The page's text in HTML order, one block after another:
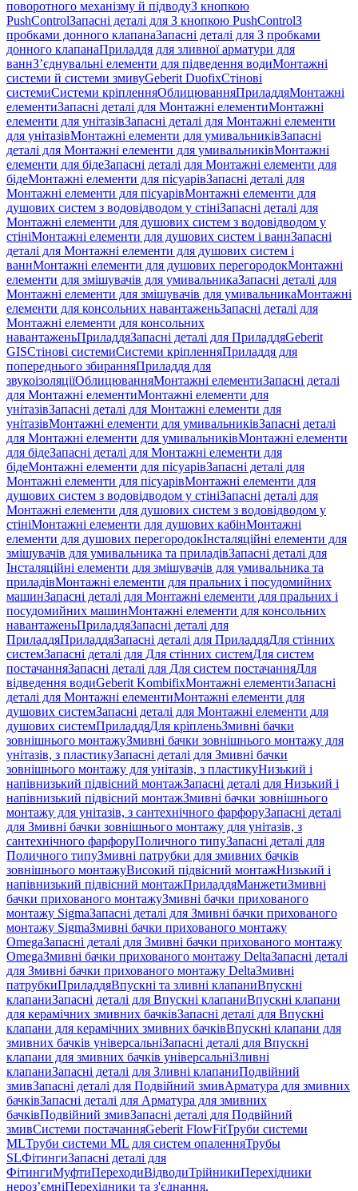
поворотного механізму й підводуЗ кнопкою
PushControlЗапасні деталі для З кнопкою PushControlЗ
пробками донного клапанаЗапасні деталі для З пробками
донного клапанаПриладдя для зливної арматури для
ваннЗ’єднувальні елементи для підведення водиМонтажні
системи й системи змивуGeberit DuofixСтінові
системиСистеми кріпленняОблицюванняПриладдяМонтажні
елементиЗапасні деталі для Монтажні елементиМонтажні
елементи для унітазівЗапасні деталі для Монтажні елементи
для унітазівМонтажні елементи для умивальниківЗапасні
деталі для Монтажні елементи для умивальниківМонтажні
елементи для бідеЗапасні деталі для Монтажні елементи для
бідеМонтажні елементи для пісуарівЗапасні деталі для
Монтажні елементи для пісуарівМонтажні елементи для
душових систем з водовідводом у стініЗапасні деталі для
Монтажні елементи для душових систем з водовідводом у
стініМонтажні елементи для душових систем і ваннЗапасні
деталі для Монтажні елементи для душових систем і
ваннМонтажні елементи для душових перегородокМонтажні
елементи для змішувачів для умивальникаЗапасні деталі для
Монтажні елементи для змішувачів для умивальникаМонтажні
елементи для консольних навантаженьЗапасні деталі для
Монтажні елементи для консольних
навантаженьПриладдяЗапасні деталі для ПриладдяGeberit
GISСтінові системиСистеми кріпленняПриладдя для
попереднього збиранняПриладдя для
звукоізоляціїОблицюванняМонтажні елементиЗапасні деталі
для Монтажні елементиМонтажні елементи для
унітазівЗапасні деталі для Монтажні елементи для
унітазівМонтажні елементи для умивальниківЗапасні деталі
для Монтажні елементи для умивальниківМонтажні елементи
для бідеЗапасні деталі для Монтажні елементи для
бідеМонтажні елементи для пісуарівЗапасні деталі для
Монтажні елементи для пісуарівМонтажні елементи для
душових систем з водовідводом у стініЗапасні деталі для
Монтажні елементи для душових систем з водовідводом у
стініМонтажні елементи для душових кабінМонтажні
елементи для душових перегородокІнсталяційні елементи для
змішувачів для умивальника та приладівЗапасні деталі для
Інсталяційні елементи для змішувачів для умивальника та
приладівМонтажні елементи для пральних і посудомийних
машинЗапасні деталі для Монтажні елементи для пральних і
посудомийних машинМонтажні елементи для консольних
навантаженьПриладдяЗапасні деталі для
ПриладдяПриладдяЗапасні деталі для ПриладдяДля стінних
системЗапасні деталі для Для стінних системДля систем
постачанняЗапасні деталі для Для систем постачанняДля
відведення водиGeberit KombifixМонтажні елементиЗапасні
деталі для Монтажні елементиМонтажні елементи для
душових системЗапасні деталі для Монтажні елементи для
душових системПриладдяДля кріпленьЗмивні бачки
зовнішнього монтажуЗмивні бачки зовнішнього монтажу для
унітазів, з пластикуЗапасні деталі для Змивні бачки
зовнішнього монтажу для унітазів, з пластикуНизький і
напівнизький підвісний монтажЗапасні деталі для Низький і
напівнизький підвісний монтажЗмивні бачки зовнішнього
монтажу для унітазів, з сантехнічного фарфоруЗапасні деталі
для Змивні бачки зовнішнього монтажу для унітазів, з
сантехнічного фарфоруПоличного типуЗапасні деталі для
Поличного типуЗмивні патрубки для змивних бачків
зовнішнього монтажуВисокий підвісний монтажНизький і
напівнизький підвісний монтажПриладдяМанжетиЗмивні
бачки прихованого монтажуЗмивні бачки прихованого
монтажу SigmaЗапасні деталі для Змивні бачки прихованого
монтажу SigmaЗмивні бачки прихованого монтажу
OmegaЗапасні деталі для Змивні бачки прихованого монтажу
OmegaЗмивні бачки прихованого монтажу DeltaЗапасні деталі
для Змивні бачки прихованого монтажу DeltaЗмивні
патрубкиПриладдяВпускні та зливні клапаниВпускні
клапаниЗапасні деталі для Впускні клапаниВпускні клапани
для керамічних змивних бачківЗапасні деталі для Впускні
клапани для керамічних змивних бачківВпускні клапани для
змивних бачків універсальніЗапасні деталі для Впускні
клапани для змивних бачків універсальніЗливні
клапаниЗапасні деталі для Зливні клапаниПодвійний
змивЗапасні деталі для Подвійний змивАрматура для змивних
бачкiвЗапасні деталі для Арматура для змивних
бачкiвПодвійний змивЗапасні деталі для Подвійний
змивСистеми постачанняGeberit FlowFitТруби системи
MLТруби системи ML для систем опаленняТрубы
SLФітингиЗапасні деталі для
ФітингиМуфтиПереходиВідводиТрійникиПерехідники
нероз’ємніПерехідники та з'єднання,